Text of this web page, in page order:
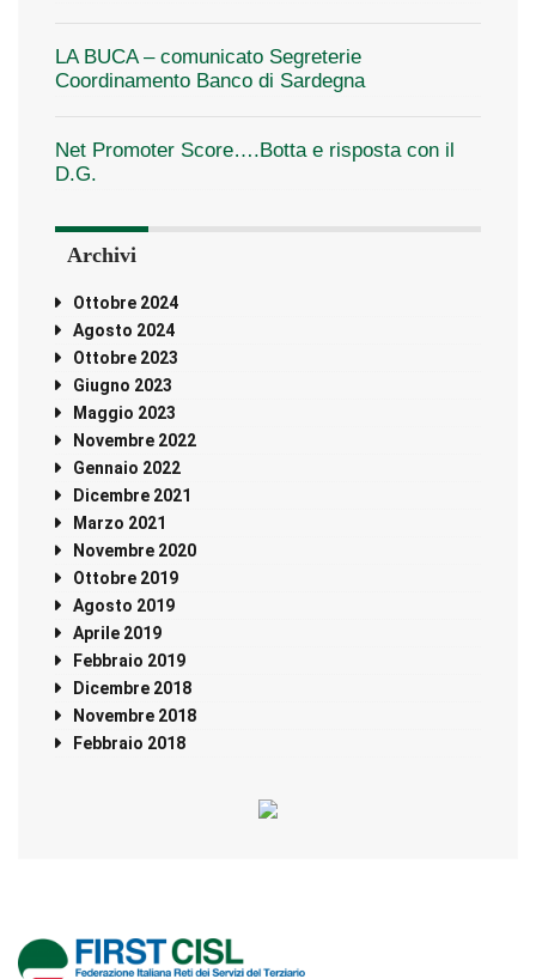
LA BUCA – comunicato Segreterie
Coordinamento Banco di Sardegna
Net Promoter Score….Botta e risposta con il
D.G.
Archivi
Ottobre 2024
Agosto 2024
Ottobre 2023
Giugno 2023
Maggio 2023
Novembre 2022
Gennaio 2022
Dicembre 2021
Marzo 2021
Novembre 2020
Ottobre 2019
Agosto 2019
Aprile 2019
Febbraio 2019
Dicembre 2018
Novembre 2018
Febbraio 2018